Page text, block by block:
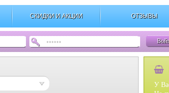
СКИДКИ И АКЦИИ ОТЗЫВЫ
У